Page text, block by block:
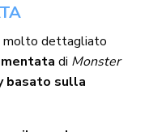
molto dettagliato
di Monster
basato sulla